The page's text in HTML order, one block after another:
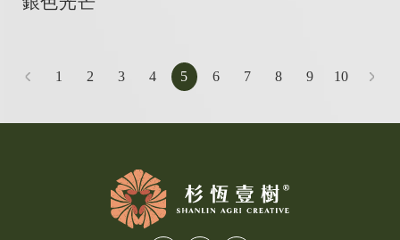
1 2 3 4 5 6 7 8 9 10